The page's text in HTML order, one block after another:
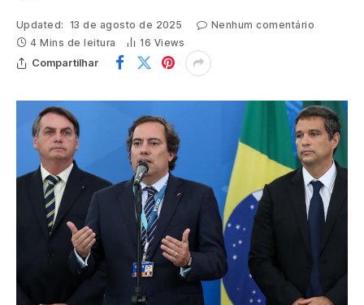
Updated: 13 de agosto de 2025
Nenhum comentário
4 Mins de leitura
16 Views
Compartilhar